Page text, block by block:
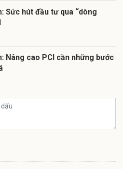
Sức hút đầu tư qua “dòng
Nâng cao PCI cần những bước